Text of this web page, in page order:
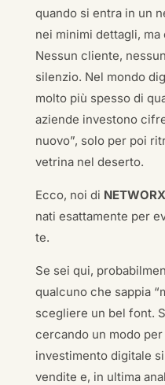
quando si entra in un
nei minimi dettagli,
Nessun cliente,
silenzio. Nel mondo
molto più spesso di
aziende investono
nuovo”, solo per poi
vetrina nel deserto.
Ecco, noi di
nati esattamente per
te.
Se sei qui,
qualcuno che sappia
scegliere un bel font.
cercando un modo
investimento digitale
vendite e, in ultima